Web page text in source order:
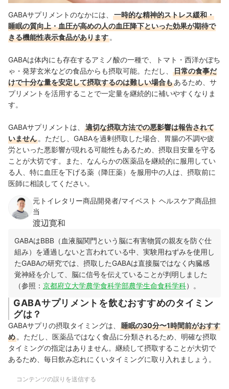
GABAサプリメントのなかには、
一時的な精神的ストレス緩和・
睡眠の質向上・血圧が高めの人の血圧降下といった効果が期待で
きる機能性表示食品があります。
GABAは体内にも存在するアミノ酸の一種で、トマト・西洋かぼち
ゃ・発芽玄米などの食品からも摂取可能。ただし、
日常の食事だ
けで十分な量を安定して摂取するのは難しい場合もあるため、サ
プリメントを活用することで一定量を継続的に補いやすくなりま
す。
GABAサプリメントは、
適切な摂取方法での悪影響は報告されて
いません。ただし、GABAを過剰摂取した場合、胃腸の不調や疲
労といった悪影響が現れる可能性もあるため、摂取目安量を守る
ことが大切です。また、なんらかの医薬品を継続的に服用してい
る人、特に血圧を下げる薬（降圧薬）を服用中の人は、摂取前に
医師に相談してください。
元トイレタリー商品開発者/マイベスト ヘルスケア商品担
当
渡辺寛和
GABAはBBB（血液脳関門という脳に有害物質の親友を防ぐ仕
組み）を通過しないと言われている中、実験用ねずみを使用し
たGABAの研究では、摂取したGABAは直接脳ではなく内臓感
覚神経を介して、脳に信号を伝えていることが判明しました
（参照： 京都府立大学農学食科学部農学生命食科学科）。
GABAサプリメントを飲むおすすめのタイミン
グは？
GABAサプリの摂取タイミングは、
睡眠の30分〜1時間前がおすす
め。ただし、医薬品ではなく食品に分類されるため、明確な摂取
タイミングの指定はありません。継続して摂取することが大切で
あるため、毎日飲み忘れにくいタイミングに取り入れましょう。
コンテンツの誤りを送信する